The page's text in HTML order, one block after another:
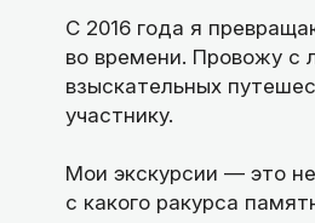
С 2016 года я
во времени. Провожу с
взыскательных
участнику.
Мои экскурсии — это
с какого ракурса